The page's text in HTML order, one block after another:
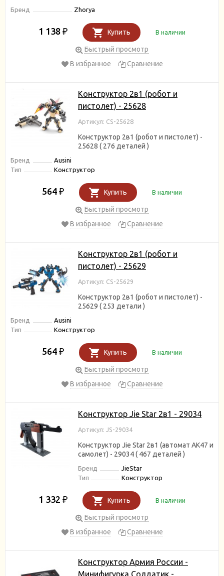
Бренд Zhorya
1 138 ₽ Купить В наличии
Быстрый просмотр
В избранное
Сравнение
Конструктор 2в1 (робот и
пистолет) - 25628
Артикул: CS-25628
Конструктор 2в1 (робот и пистолет) -
25628 ( 276 деталей )
Бренд
Ausini
Тип
Конструктор
564 ₽ Купить В наличии
Быстрый просмотр
В избранное
Сравнение
Конструктор 2в1 (робот и
пистолет) - 25629
Артикул: CS-25629
Конструктор 2в1 (робот и пистолет) -
25629 ( 253 детали )
Бренд
Ausini
Тип
Конструктор
564 ₽ Купить В наличии
Быстрый просмотр
В избранное
Сравнение
Конструктор Jie Star 2в1 - 29034
Артикул: JS-29034
Конструктор Jie Star 2в1 (автомат АК47 и
самолет) - 29034 ( 467 деталей )
Бренд
JieStar
Тип
Конструктор
1 332 ₽ Купить В наличии
Быстрый просмотр
В избранное
Сравнение
Конструктор Армия России -
Минифигурка Солдатик -